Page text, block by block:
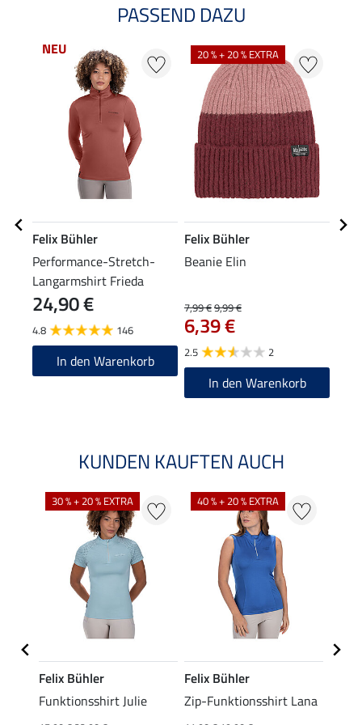
PASSEND DAZU
NEU
Felix Bühler
Performance-Stretch-
Langarmshirt Frieda
24,90 €
4.8 146
In den Warenkorb
20 % + 20 % EXTRA
Felix Bühler
Beanie Elin
7,99 €9,99 €
6,39 €
2.5 2
In den Warenkorb
KUNDEN KAUFTEN AUCH
30 % + 20 % EXTRA
Felix Bühler
Funktionsshirt Julie
40 % + 20 % EXTRA
Felix Bühler
Zip-Funktionsshirt Lana